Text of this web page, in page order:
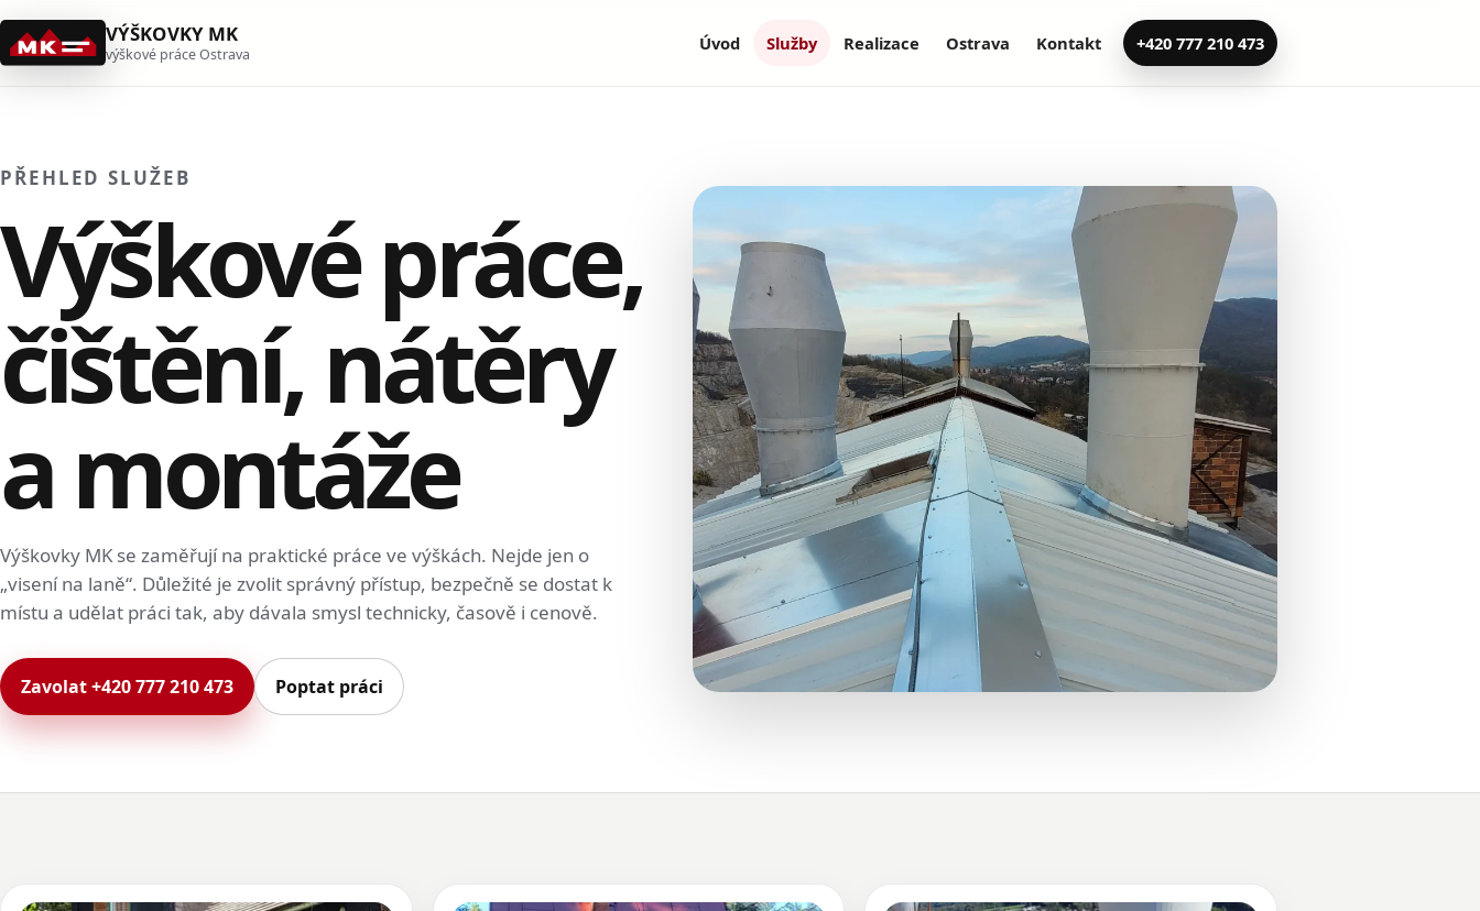
VÝŠKOVKY MK
výškové práce Ostrava
Úvod Služby Realizace Ostrava Kontakt +420 777 210 473
PŘEHLED SLUŽEB
Výškové práce,
čištění, nátěry
a montáže
Výškovky MK se zaměřují na praktické práce ve výškách. Nejde jen o
„visení na laně“. Důležité je zvolit správný přístup, bezpečně se dostat k
místu a udělat práci tak, aby dávala smysl technicky, časově i cenově.
Zavolat +420 777 210 473 Poptat práci